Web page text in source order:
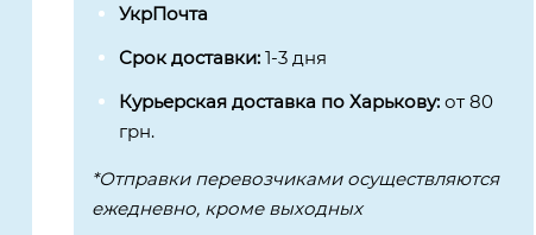
УкрПочта
Срок доставки:1-3 дня
Курьерская доставка по Харькову:от 80
грн.
*Отправки перевозчиками осуществляются
ежедневно, кроме выходных